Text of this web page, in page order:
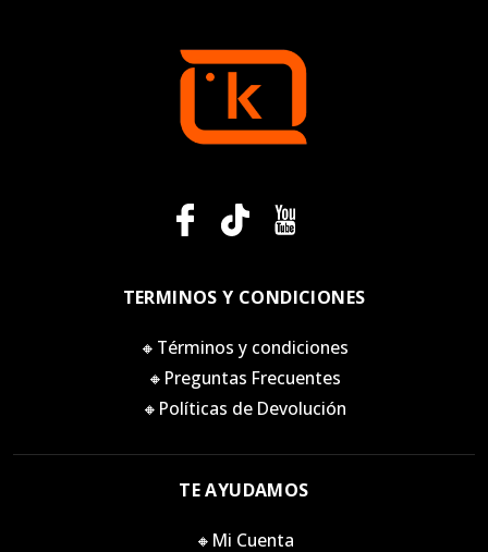
TERMINOS Y CONDICIONES
🔸Términos y condiciones
🔸Preguntas Frecuentes
🔸Políticas de Devolución
TE AYUDAMOS
🔸Mi Cuenta